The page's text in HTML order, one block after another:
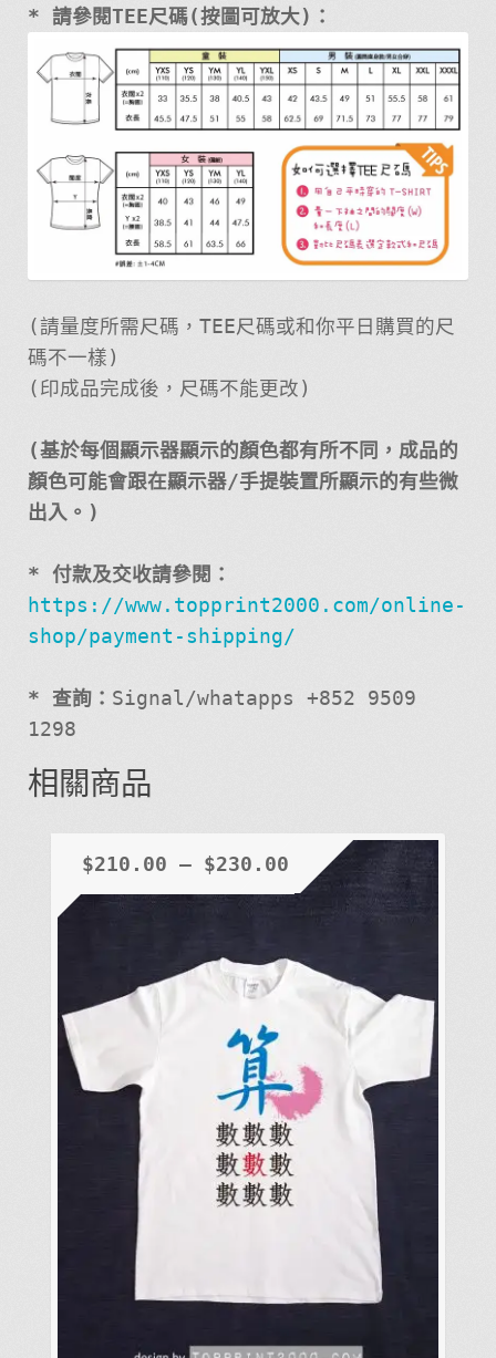
* 請參閱TEE尺碼(按圖可放大)：
(請量度所需尺碼，TEE尺碼或和你平日購買的尺
碼不一樣)
(印成品完成後，尺碼不能更改)
(基於每個顯示器顯示的顏色都有所不同，成品的
顏色可能會跟在顯示器/手提裝置所顯示的有些微
出入。)
* 付款及交收請參閱：
https://www.topprint2000.com/online-
shop/payment-shipping/
* 查詢： Signal/whatapps +852 9509
1298
相關商品
$210.00 – $230.00